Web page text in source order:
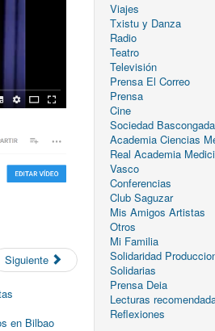
Siguiente
en Bilbao
Viajes
Txistu y Danza
Radio
Teatro
Televisión
Prensa El Correo
Prensa
Cine
Sociedad Bascongada
Academia Ciencias
Real Academia
Vasco
Conferencias
Club Saguzar
Mis Amigos Artistas
Otros
Mi Familia
Solidaridad
Solidarias
Prensa Deia
Lecturas
Reflexiones